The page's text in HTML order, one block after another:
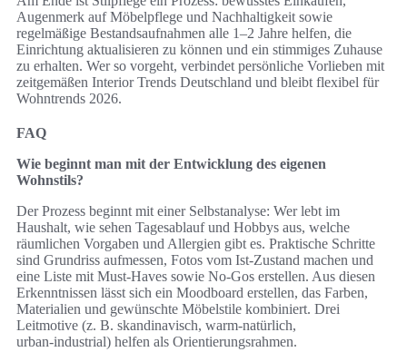
Augenmerk auf Möbelpflege und Nachhaltigkeit sowie
regelmäßige Bestandsaufnahmen alle 1–2 Jahre helfen, die
Einrichtung aktualisieren zu können und ein stimmiges Zuhause
zu erhalten. Wer so vorgeht, verbindet persönliche Vorlieben mit
zeitgemäßen Interior Trends Deutschland und bleibt flexibel für
Wohntrends 2026.
FAQ
Wie beginnt man mit der Entwicklung des eigenen
Wohnstils?
Der Prozess beginnt mit einer Selbstanalyse: Wer lebt im
Haushalt, wie sehen Tagesablauf und Hobbys aus, welche
räumlichen Vorgaben und Allergien gibt es. Praktische Schritte
sind Grundriss aufmessen, Fotos vom Ist-Zustand machen und
eine Liste mit Must‑Haves sowie No‑Gos erstellen. Aus diesen
Erkenntnissen lässt sich ein Moodboard erstellen, das Farben,
Materialien und gewünschte Möbelstile kombiniert. Drei
Leitmotive (z. B. skandinavisch, warm‑natürlich,
urban‑industrial) helfen als Orientierungsrahmen.